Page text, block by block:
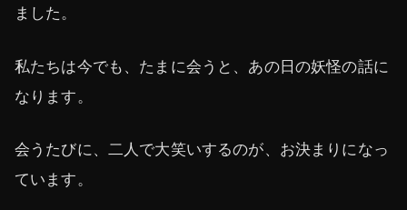
ました。
私たちは今でも、たまに会うと、あの日の妖怪の話に
なります。
会うたびに、二人で大笑いするのが、お決まりになっ
ています。